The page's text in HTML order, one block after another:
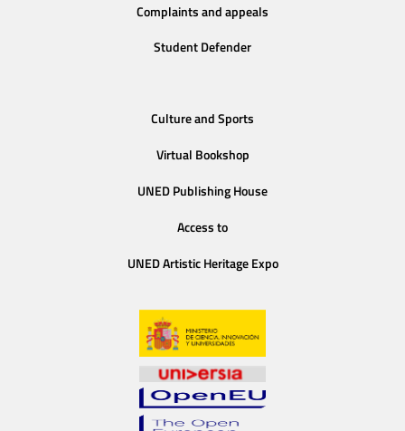
Complaints and appeals
Student Defender
Culture and Sports
Virtual Bookshop
UNED Publishing House
Access to
UNED Artistic Heritage Expo